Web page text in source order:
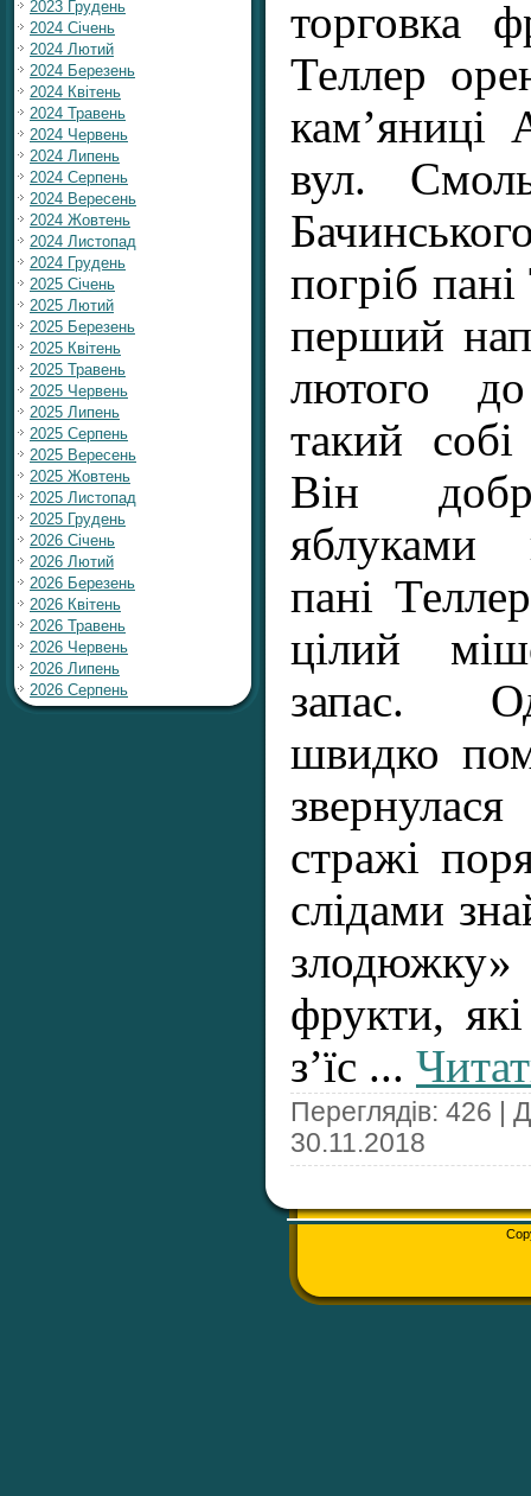
2023 Грудень
2024 Січень
2024 Лютий
2024 Березень
2024 Квітень
2024 Травень
2024 Червень
2024 Липень
2024 Серпень
2024 Вересень
2024 Жовтень
2024 Листопад
2024 Грудень
2025 Січень
2025 Лютий
2025 Березень
2025 Квітень
2025 Травень
2025 Червень
2025 Липень
2025 Серпень
2025 Вересень
2025 Жовтень
2025 Листопад
2025 Грудень
2026 Січень
2026 Лютий
2026 Березень
2026 Квітень
2026 Травень
2026 Червень
2026 Липень
2026 Серпень
торговка
Теллер
кам’яниці
вул.
погріб
перший
лютого
такий
Він
яблуками
пані
цілий
запас.
швидко
стражі
слідами
фрукти,
з’їс ...
Переглядів: 426 |
30.11.2018